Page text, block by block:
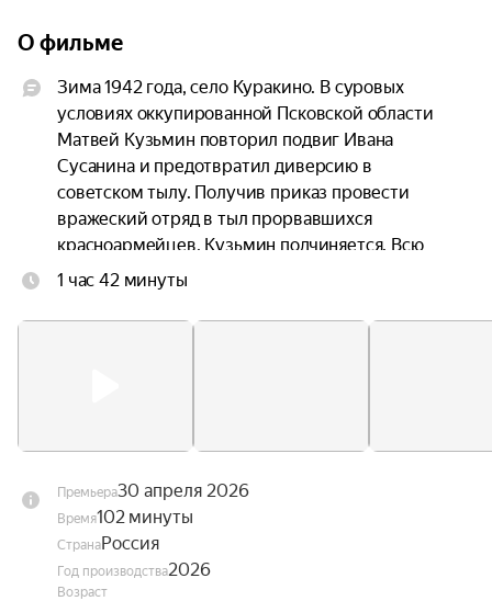
О фильме
Зима 1942 года, село Куракино. В суровых
условиях оккупированной Псковской области
Матвей Кузьмин повторил подвиг Ивана
Сусанина и предотвратил диверсию в
советском тылу. Получив приказ провести
вражеский отряд в тыл прорвавшихся
красноармейцев, Кузьмин подчиняется. Всю
ночь он водит немцев сквозь метель по
задумал.
1 час 42 минуты
Премьера30 апреля 2026
Время102 минуты
СтранаРоссия
Год производства2026
Возраст